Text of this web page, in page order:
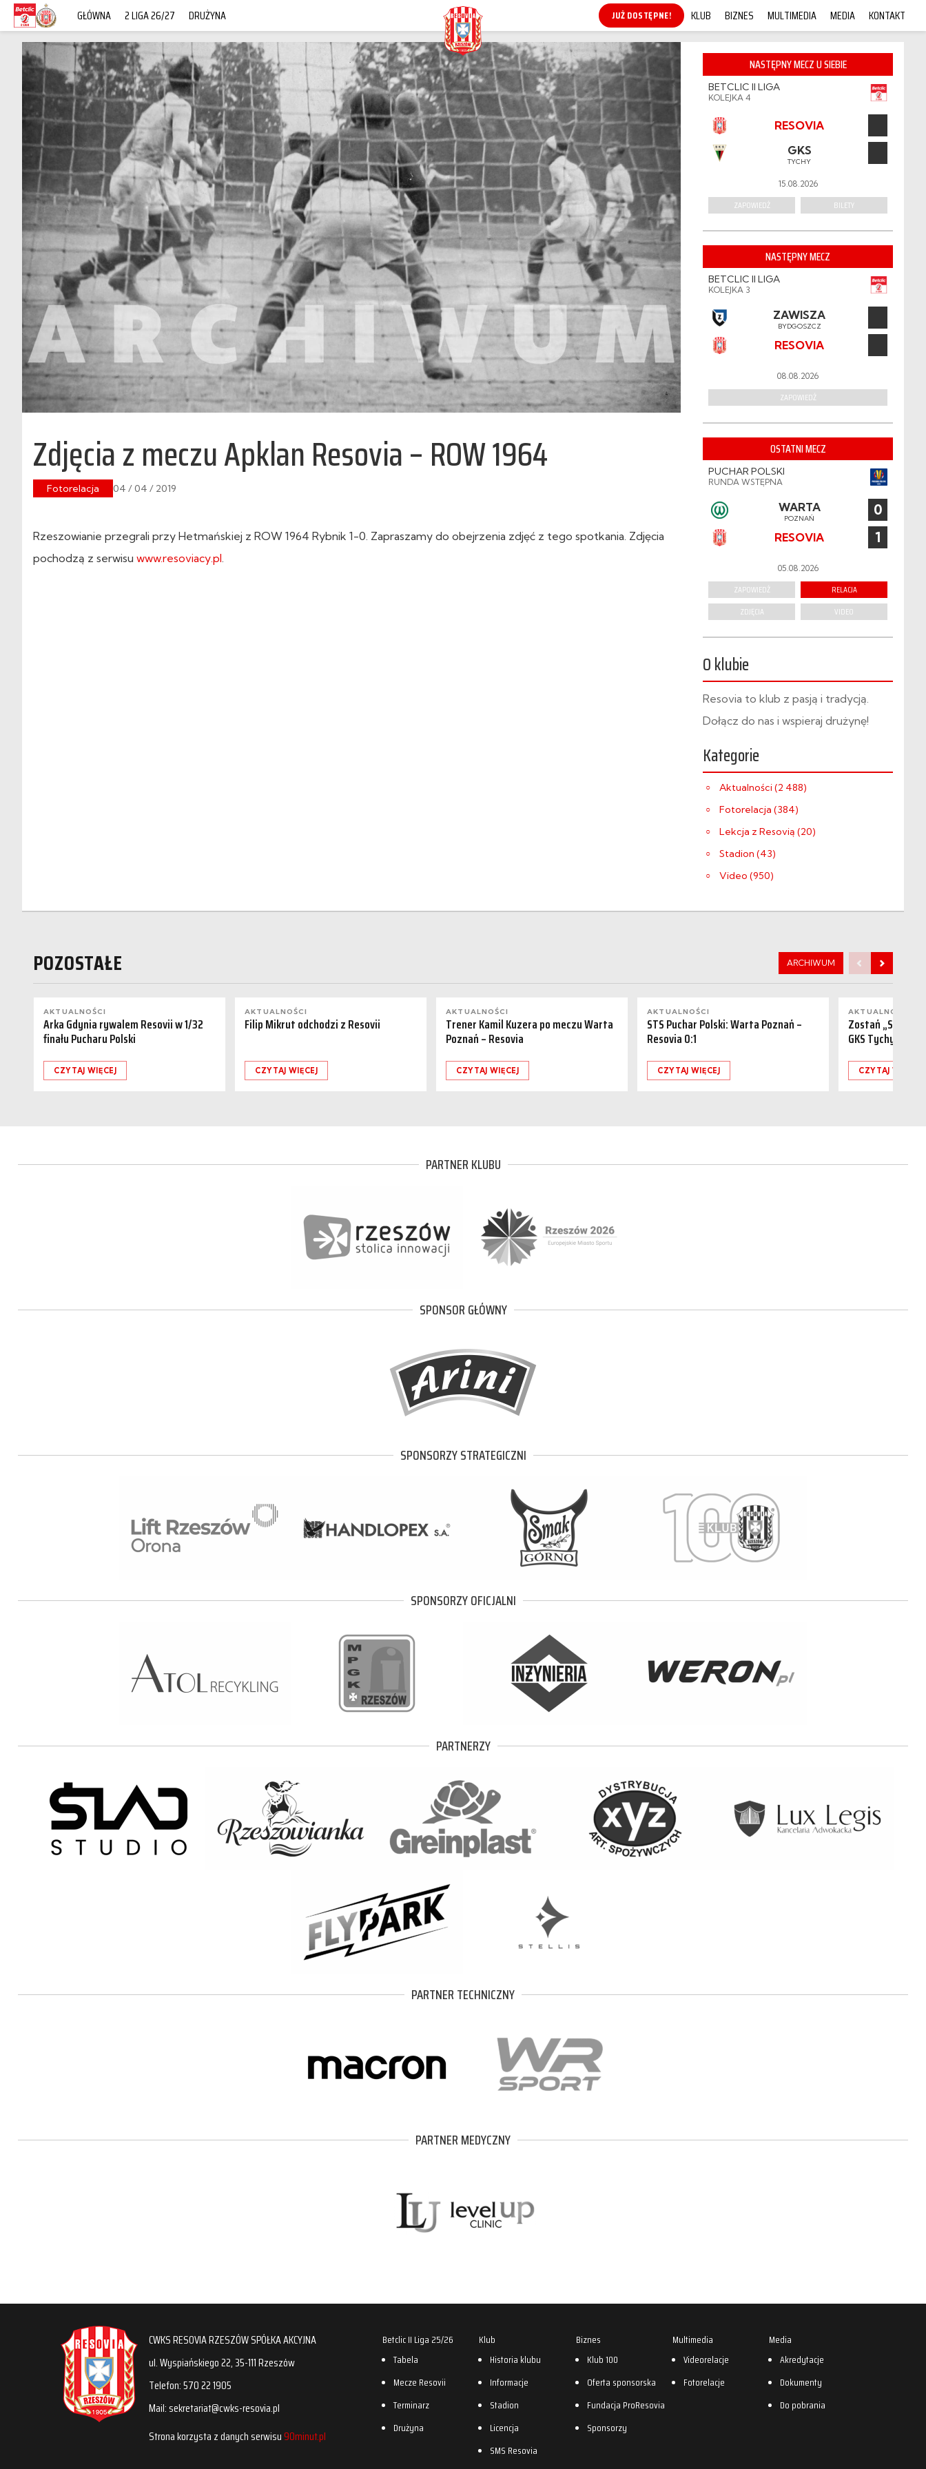
GŁÓWNA 2 LIGA 26/27 DRUŻYNA KUP ONLINE! KLUB BIZNES MULTIMEDIA MEDIA KONTAKT
Zdjęcia z meczu Apklan Resovia – ROW 1964
Fotorelacja 04 / 04 / 2019
Rzeszowianie przegrali przy Hetmańskiej z ROW 1964 Rybnik 1-0. Zapraszamy do obejrzenia zdjęć z tego spotkania. Zdjęcia
pochodzą z serwisu www.resoviacy.pl
NASTĘPNY MECZ U SIEBIE
BETCLIC II LIGA
KOLEJKA 4
RESOVIA
GKS
TYCHY
15.08.2026
ZAPOWIEDŹ BILETY
NASTĘPNY MECZ
BETCLIC II LIGA
KOLEJKA 3
ZAWISZA
BYDGOSZCZ
RESOVIA
08.08.2026
ZAPOWIEDŹ
OSTATNI MECZ
PUCHAR POLSKI
RUNDA WSTĘPNA
WARTA
POZNAŃ 0
RESOVIA 1
05.08.2026
ZAPOWIEDŹ
RELACJA
ZDJĘCIA
VIDEO
O klubie
Resovia to klub z pasją i tradycją.
Dołącz do nas i wspieraj drużynę!
Kategorie
Aktualności (2 488)
Fotorelacja (384)
Lekcja z Resovią (20)
Stadion (43)
Video (950)
POZOSTAŁE ARCHIWUM
AKTUALNOŚCI
Arka Gdynia rywalem Resovii w 1/32
finału Pucharu Polski
CZYTAJ WIĘCEJ
AKTUALNOŚCI
Filip Mikrut odchodzi z Resovii
CZYTAJ WIĘCEJ
AKTUALNOŚCI
Trener Kamil Kuzera po meczu Warta
Poznań – Resovia
CZYTAJ WIĘCEJ
AKTUALNOŚCI
STS Puchar Polski: Warta Poznań –
Resovia 0:1
CZYTAJ WIĘCEJ
AKTUALNOŚCI
Zostań
GKS Tychy
CZYTAJ WIĘCEJ
PARTNER KLUBU
SPONSOR GŁÓWNY
SPONSORZY STRATEGICZNI
SPONSORZY OFICJALNI
PARTNERZY
PARTNER TECHNICZNY
PARTNER MEDYCZNY
CWKS RESOVIA RZESZÓW SPÓŁKA AKCYJNA
ul. Wyspiańskiego 22, 35-111 Rzeszów
Telefon: 570 22 1905
Mail: sekretariat@cwks-resovia.pl
Strona korzysta z danych serwisu90minut.pl
Betclic II Liga 25/26
Tabela
Mecze Resovii
Terminarz
Drużyna
Klub
Historia klubu
Informacje
Stadion
Licencja
SMS Resovia
Biznes
Klub 100
Oferta sponsorska
Fundacja ProResovia
Sponsorzy
Multimedia
Videorelacje
Fotorelacje
Media
Akredytacje
Dokumenty
Do pobrania